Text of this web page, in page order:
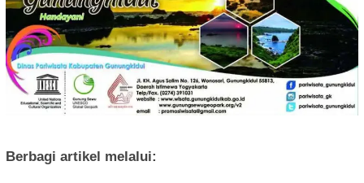
Berbagi artikel melalui: